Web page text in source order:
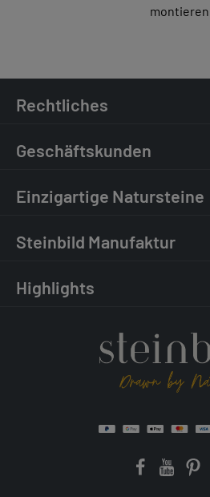
montieren
Rechtliches
Geschäftskunden
Einzigartige Natursteine
Steinbild Manufaktur
Highlights